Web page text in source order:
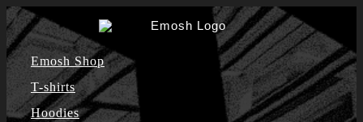
Skip
to
contentEmosh Shop
T-shirts
Hoodies